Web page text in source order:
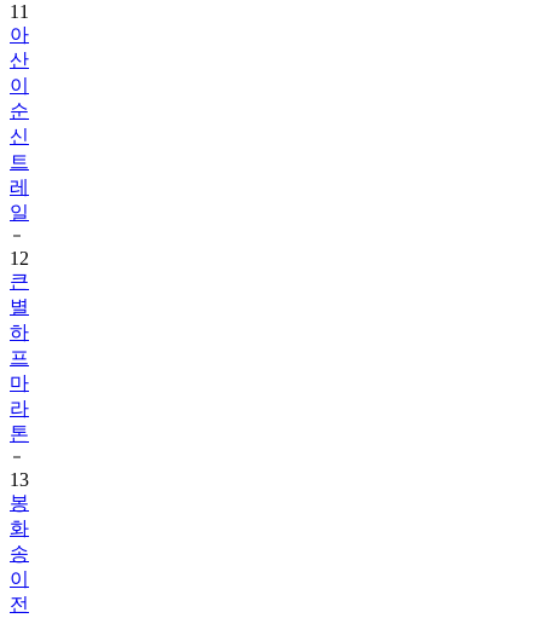
11
아
산
이
순
신
트
레
일
12
큰
별
하
프
마
라
톤
13
봉
화
송
이
전